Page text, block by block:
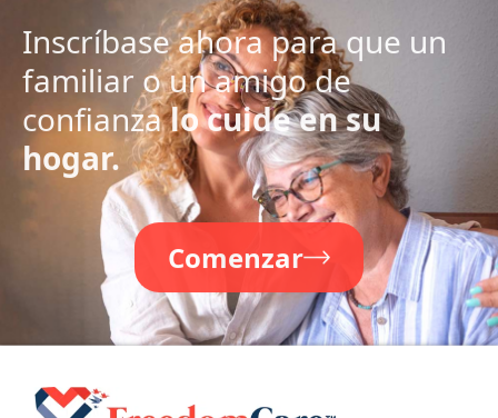
Inscríbase ahora para que un
familiar o un amigo de
confianzalo cuide en su
hogar.
Comenzar